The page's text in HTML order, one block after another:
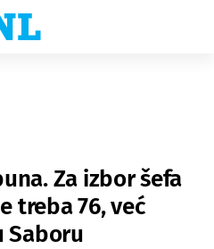
Za izbor šefa
treba 76, već
Saboru